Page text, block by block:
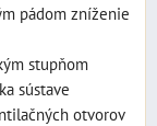
pádom zníženie
stupňom
sústave
otvorov